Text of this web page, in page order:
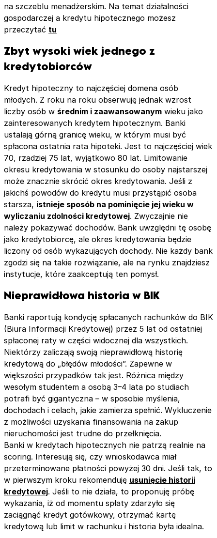
na szczeblu menadżerskim. Na temat działalności
gospodarczej a kredytu hipotecznego możesz
przeczytać tu
Zbyt wysoki wiek jednego z
kredytobiorców
Kredyt hipoteczny to najczęściej domena osób
młodych. Z roku na roku obserwuję jednak wzrost
liczby osób w średnim i zaawansowanym wieku jako
zainteresowanych kredytem hipotecznym. Banki
ustalają górną granicę wieku, w którym musi być
spłacona ostatnia rata hipoteki. Jest to najczęściej wiek
70, rzadziej 75 lat, wyjątkowo 80 lat. Limitowanie
okresu kredytowania w stosunku do osoby najstarszej
może znacznie skrócić okres kredytowania. Jeśli z
jakichś powodów do kredytu musi przystąpić osoba
starsza, istnieje sposób na pominięcie jej wieku w
wyliczaniu zdolności kredytowej. Zwyczajnie nie
należy pokazywać dochodów. Bank uwzględni tę osobę
jako kredytobiorcę, ale okres kredytowania będzie
liczony od osób wykazujących dochody. Nie każdy bank
zgodzi się na takie rozwiązanie, ale na rynku znajdziesz
instytucje, które zaakceptują ten pomysł.
Nieprawidłowa historia w BIK
Banki raportują kondycję spłacanych rachunków do BIK
(Biura Informacji Kredytowej) przez 5 lat od ostatniej
spłaconej raty w części widocznej dla wszystkich.
Niektórzy zaliczają swoją nieprawidłową historię
kredytową do „błędów młodości”. Zapewne w
większości przypadków tak jest. Różnica między
wesołym studentem a osobą 3–4 lata po studiach
potrafi być gigantyczna – w sposobie myślenia,
dochodach i celach, jakie zamierza spełnić. Wykluczenie
z możliwości uzyskania finansowania na zakup
nieruchomości jest trudne do przełknięcia.
Banki w kredytach hipotecznych nie patrzą realnie na
scoring. Interesują się, czy wnioskodawca miał
przeterminowane płatności powyżej 30 dni. Jeśli tak, to
w pierwszym kroku rekomenduję usunięcie historii
kredytowej. Jeśli to nie działa, to proponuję próbę
wykazania, iż od momentu spłaty zdarzyło się
zaciągnąć kredyt gotówkowy, otrzymać kartę
kredytową lub limit w rachunku i historia była idealna.